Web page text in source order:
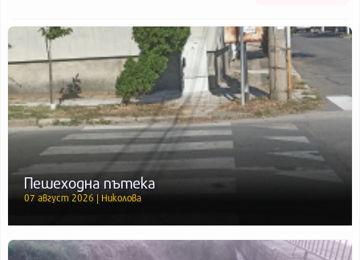
Пешеходна пътека
07 август 2026 | Николова